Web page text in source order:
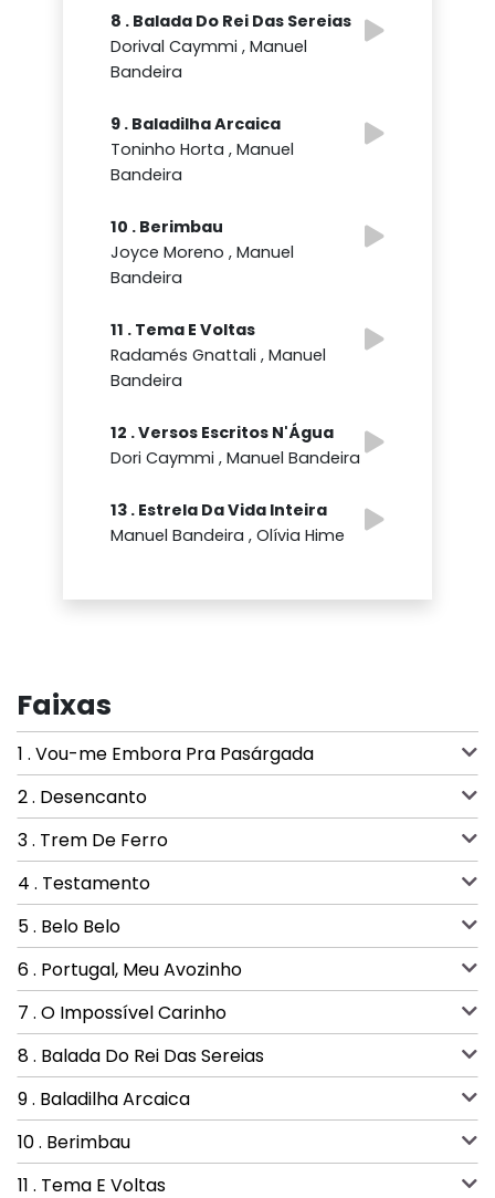
8 . Balada Do Rei Das Sereias
Dorival Caymmi , Manuel
Bandeira
9 . Baladilha Arcaica
Toninho Horta , Manuel
Bandeira
10 . Berimbau
Joyce Moreno , Manuel
Bandeira
11 . Tema E Voltas
Radamés Gnattali , Manuel
Bandeira
12 . Versos Escritos N'Água
Dori Caymmi , Manuel Bandeira
13 . Estrela Da Vida Inteira
Manuel Bandeira , Olívia Hime
Faixas
1 . Vou-me Embora Pra Pasárgada
2 . Desencanto
3 . Trem De Ferro
4 . Testamento
5 . Belo Belo
6 . Portugal, Meu Avozinho
7 . O Impossível Carinho
8 . Balada Do Rei Das Sereias
9 . Baladilha Arcaica
10 . Berimbau
11 . Tema E Voltas